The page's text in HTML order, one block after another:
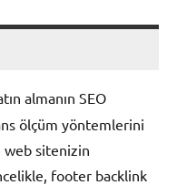
almanın SEO
ölçüm yöntemlerini
web sitenizin
footer backlink